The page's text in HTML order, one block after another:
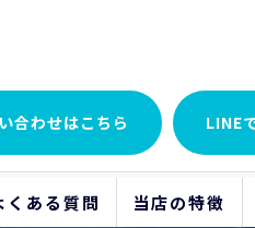
合わせはこちら LINE
くある質問 当店の特徴